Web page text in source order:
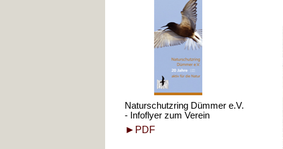
Naturschutzring Dümmer e.V.
- Infoflyer zum Verein
► PDF